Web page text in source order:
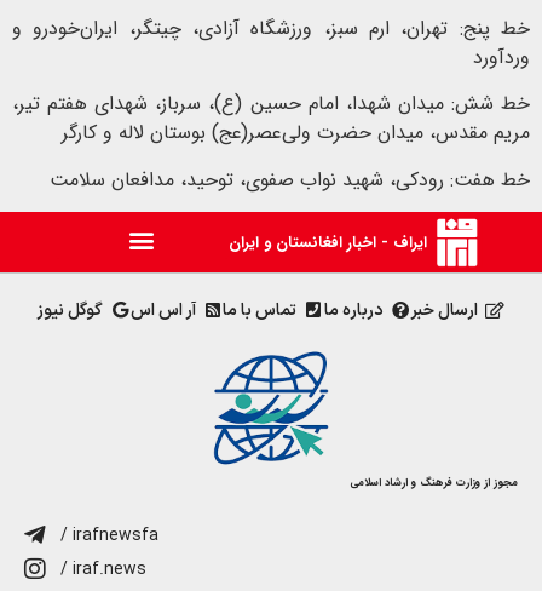
خط پنج: تهران، ارم سبز، ورزشگاه آزادی، چیتگر، ایران‌خودرو و
وردآورد
خط شش: میدان شهدا، امام حسین (ع)، سرباز، شهدای هفتم تیر،
مریم مقدس، میدان حضرت ولی‌عصر(عج) بوستان لاله و کارگر
خط هفت: رودکی، شهید نواب صفوی، توحید، مدافعان سلامت
ایراف - اخبار افغانستان و ایران
ارسال خبر درباره ما تماس با ما آر اس اس گوگل نیوز
مجوز از وزارت فرهنگ و ارشاد اسلامی
/ irafnewsfa
/ iraf.news